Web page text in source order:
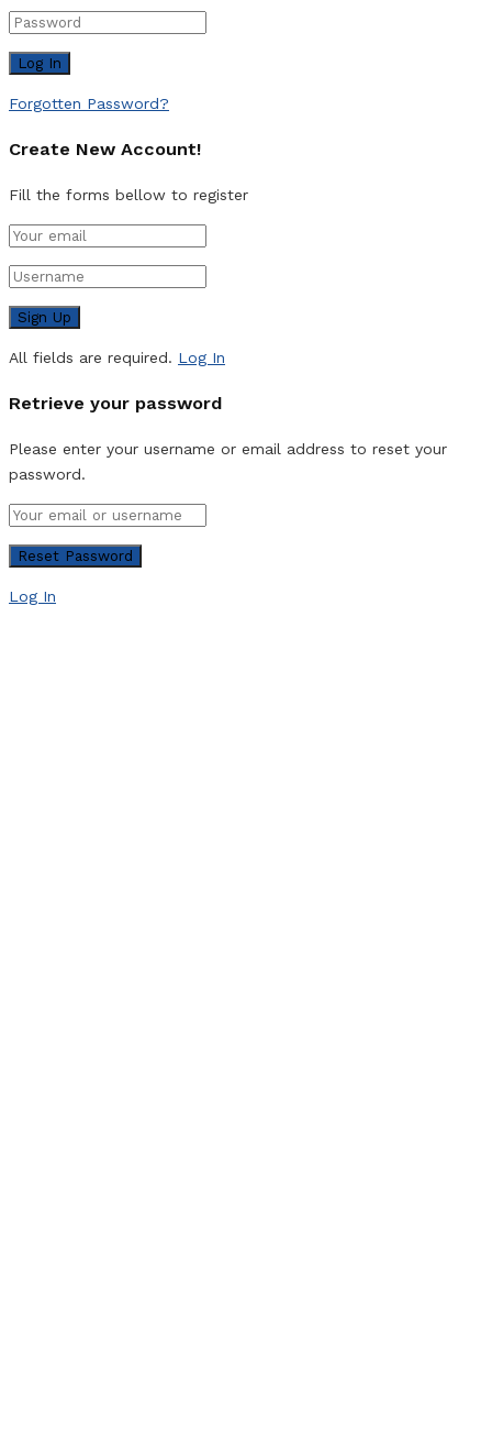
Forgotten Password?
Create New Account!
Fill the forms bellow to register
All fields are required. Log In
Retrieve your password
Please enter your username or email address to reset your
password.
Log In